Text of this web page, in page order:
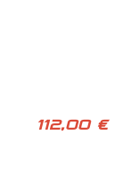
112,00 €